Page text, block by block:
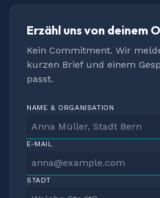
Erzähl uns von deinem
Kein Commitment. Wir
kurzen Brief und einem
passt.
NAME & ORGANISATION
E-MAIL
STADT